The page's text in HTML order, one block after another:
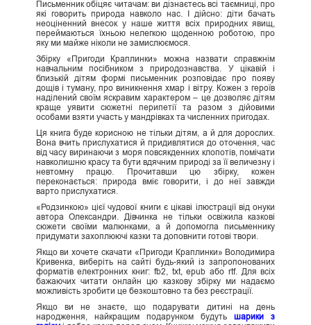
Письменник обіцяє читачам: ви дізнаєтесь всі таємниці, про
які говорить природа навколо нас. І дійсно: діти бачать
неоціненний внесок у наше життя всіх природних явищ,
переймаються їхньою нелегкою щоденною роботою, про
яку ми майже ніколи не замислюємося.
Збірку «Пригоди Краплинки» можна назвати справжнім
навчальним посібником з природознавства. У цікавій і
близькій дітям формі письменник розповідає про появу
дощів і туману, про виникнення хмар і вітру. Кожен з героїв
наділений своїм яскравим характером – це дозволяє дітям
краще уявити сюжетні перипетії та разом з дійовими
особами взяти участь у мандрівках та численних пригодах.
Ця книга буде корисною не тільки дітям, а й для дорослих.
Вона вчить прислухатися й придивлятися до оточення, час
від часу виринаючи з моря повсякденних клопотів, помічати
навколишню красу та бути вдячним природі за її величезну і
невтомну працю. Прочитавши цю збірку, кожен
переконається: природа вміє говорити, і до неї завжди
варто прислухатися.
«Родзинкою» цієї чудової книги є цікаві ілюстрації від онуки
автора Олександри. Дівчинка не тільки освіжила казкові
сюжети своїми малюнками, а й допомогла письменнику
придумати захоплюючі казки та доповнити готові твори.
Якщо ви хочете скачати «Пригоди Краплинки» Володимира
Кривенка, виберіть на сайті будь-який із запропонованих
форматів електронних книг: fb2, txt, epub або rtf. Для всіх
бажаючих читати онлайн цю казкову збірку ми надаємо
можливість зробити це безкоштовно та без реєстрації.
Якщо ви не знаєте, що подарувати дитині на день
народження, найкращим подарунком будутьшарики з